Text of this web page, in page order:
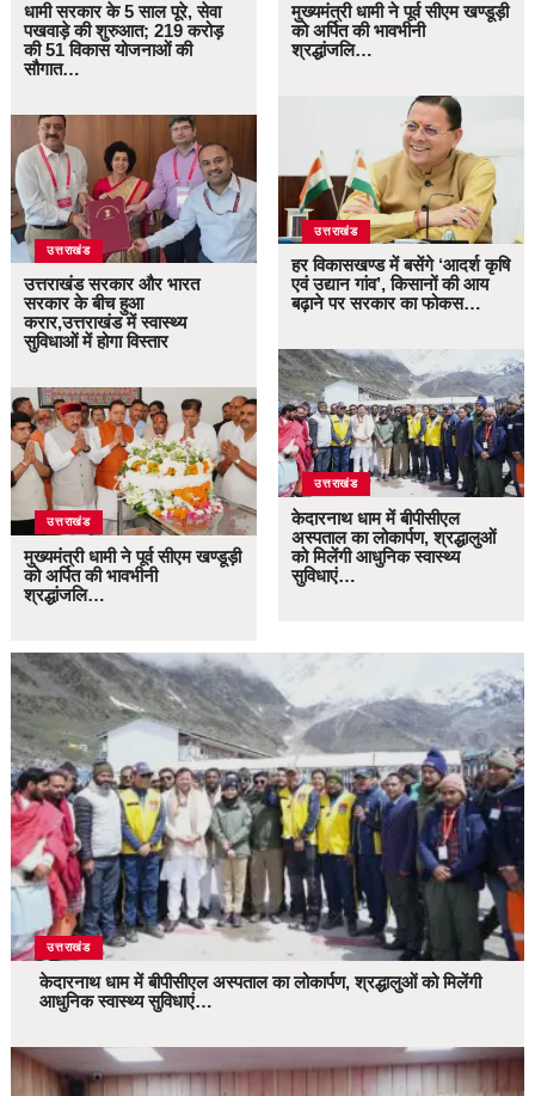
धामी सरकार के 5 साल पूरे, सेवा
पखवाड़े की शुरुआत; 219 करोड़
की 51 विकास योजनाओं की
सौगात…
उत्तराखंड
उत्तराखंड सरकार और भारत
सरकार के बीच हुआ
करार,उत्तराखंड में स्वास्थ्य
सुविधाओं में होगा विस्तार
उत्तराखंड
मुख्यमंत्री धामी ने पूर्व सीएम खण्डूड़ी
को अर्पित की भावभीनी
श्रद्धांजलि…
मुख्यमंत्री धामी ने पूर्व सीएम खण्डूड़ी
को अर्पित की भावभीनी
श्रद्धांजलि…
उत्तराखंड
हर विकासखण्ड में बसेंगे ‘आदर्श कृषि
एवं उद्यान गांव’, किसानों की आय
बढ़ाने पर सरकार का फोकस…
उत्तराखंड
केदारनाथ धाम में बीपीसीएल
अस्पताल का लोकार्पण, श्रद्धालुओं
को मिलेंगी आधुनिक स्वास्थ्य
सुविधाएं…
उत्तराखंड
केदारनाथ धाम में बीपीसीएल अस्पताल का लोकार्पण, श्रद्धालुओं को मिलेंगी
आधुनिक स्वास्थ्य सुविधाएं…